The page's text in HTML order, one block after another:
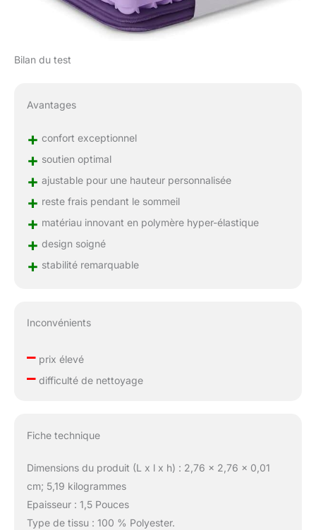
Bilan du test
Avantages
+ confort exceptionnel
+ soutien optimal
+ ajustable pour une hauteur personnalisée
+ reste frais pendant le sommeil
+ matériau innovant en polymère hyper-élastique
+ design soigné
+ stabilité remarquable
Inconvénients
–prix élevé
–difficulté de nettoyage
Fiche technique
Dimensions du produit (L x l x h) : 2,76 x 2,76 x 0,01
cm; 5,19 kilogrammes
Epaisseur : 1,5 Pouces
Type de tissu : 100 % Polyester.